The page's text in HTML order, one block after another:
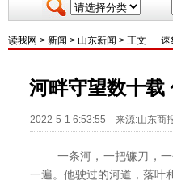
读我网 > 新闻 > 山东新闻 > 正文 速
河畔守望数十载
2022-5-1 6:53:55 来源:山东商
一条河，一把镰刀，一
一遍。他驶过的河道，落叶